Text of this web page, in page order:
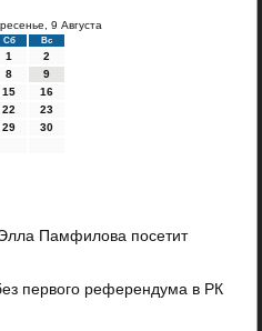
9 Августа
Сб Вс
1
2
8
9
15
16
22
23
29
30
Памфилова посетит
первого референдума в РК